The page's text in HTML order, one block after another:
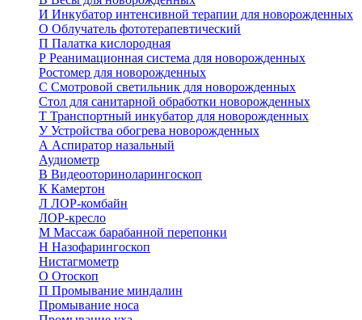
И Инкубатор интенсивной терапии для новорожденных
О Облучатель фототерапевтический
П Палатка кислородная
Р Реанимационная система для новорожденных
Ростомер для новорожденных
С Смотровой светильник для новорожденных
Стол для санитарной обработки новорожденных
Т Транспортный инкубатор для новорожденных
УУстройства обогрева новорожденных
А Аспиратор назальный
Аудиометр
В Видеооториноларингоскоп
К Камертон
Л ЛОР-комбайн
ЛОР-кресло
М Массаж барабанной перепонки
Н Назофарингоскоп
Нистагмометр
О Отоскоп
П Промывание миндалин
Промывание носа